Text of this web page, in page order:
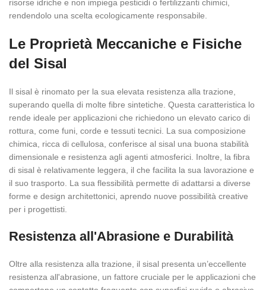
risorse idriche e non impiega pesticidi o fertilizzanti chimici,
rendendolo una scelta ecologicamente responsabile.
Le Proprietà Meccaniche e Fisiche
del Sisal
Il sisal è rinomato per la sua elevata resistenza alla trazione,
superando quella di molte fibre sintetiche. Questa caratteristica lo
rende ideale per applicazioni che richiedono un elevato carico di
rottura, come funi, corde e tessuti tecnici. La sua composizione
chimica, ricca di cellulosa, conferisce al sisal una buona stabilità
dimensionale e resistenza agli agenti atmosferici. Inoltre, la fibra
di sisal è relativamente leggera, il che facilita la sua lavorazione e
il suo trasporto. La sua flessibilità permette di adattarsi a diverse
forme e design architettonici, aprendo nuove possibilità creative
per i progettisti.
Resistenza all'Abrasione e Durabilità
Oltre alla resistenza alla trazione, il sisal presenta un’eccellente
resistenza all'abrasione, un fattore cruciale per le applicazioni che